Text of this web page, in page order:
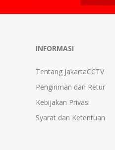
INFORMASI
Tentang JakartaCCTV
Pengiriman dan Retur
Kebijakan Privasi
Syarat dan Ketentuan